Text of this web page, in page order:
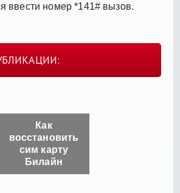
ввести номер *141# вызов.
Как
восстановить
сим карту
Билайн